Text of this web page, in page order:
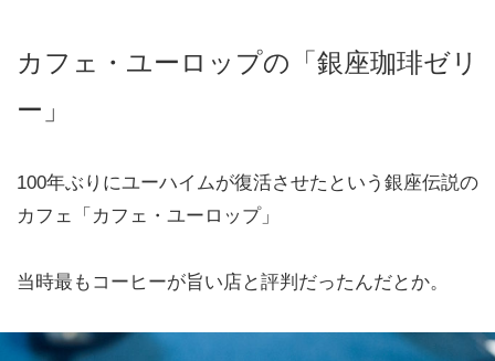
カフェ・ユーロップの「銀座珈琲ゼリ
ー」
100年ぶりにユーハイムが復活させたという銀座伝説の
カフェ「カフェ・ユーロップ」
当時最もコーヒーが旨い店と評判だったんだとか。